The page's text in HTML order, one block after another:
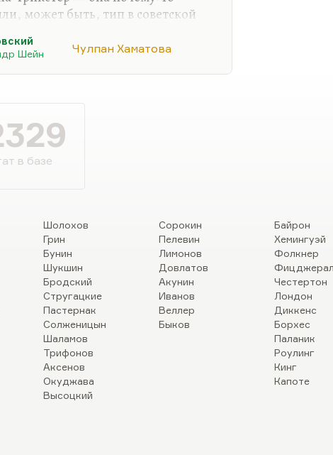
может быть, тип в советской
сразу. Но если бы её
бы Вера Гучкова, такой
это милый плут типа Бендера, а
однозначное зло типа миледи,
Шейн
Чулпан Хаматова
в базе
Шолохов
Грин
Бунин
Шукшин
Бродский
Стругацкие
Пастернак
Солженицын
Шаламов
Трифонов
Аксенов
Окуджава
Высоцкий
Сорокин
Пелевин
Лимонов
Довлатов
Акунин
Иванов
Веллер
Быков
Байрон
Хемингуэй
Фолкнер
Честертон
Лондон
Диккенс
Борхес
Паланик
Роулинг
Кинг
Капоте